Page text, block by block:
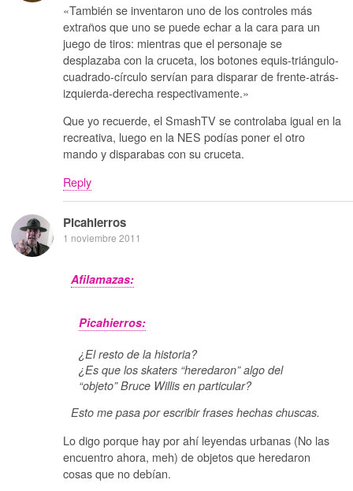
«También se inventaron uno de los controles más
extraños que uno se puede echar a la cara para un
juego de tiros: mientras que el personaje se
desplazaba con la cruceta, los botones equis-triángulo-
cuadrado-círculo servían para disparar de frente-atrás-
izquierda-derecha respectivamente.»
Que yo recuerde, el SmashTV se controlaba igual en la
recreativa, luego en la NES podías poner el otro
mando y disparabas con su cruceta.
Reply
Picahierros
1 noviembre 2011
Afilamazas:
Picahierros:
¿El resto de la historia?
¿Es que los skaters “heredaron” algo del
“objeto” Bruce Willis en particular?
Esto me pasa por escribir frases hechas chuscas.
Lo digo porque hay por ahí leyendas urbanas (No las
encuentro ahora, meh) de objetos que heredaron
cosas que no debían.